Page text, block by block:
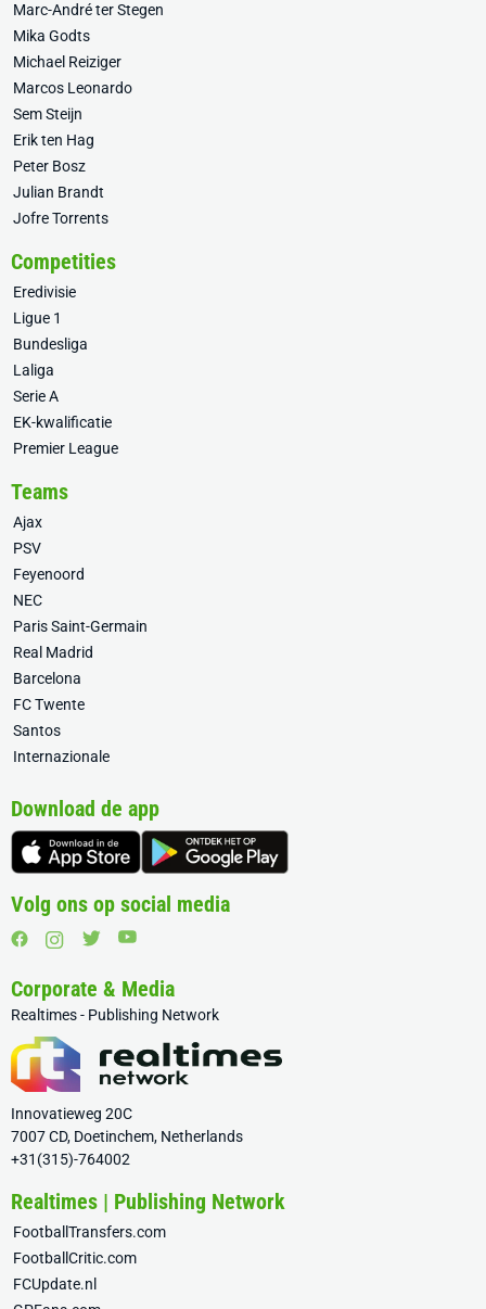
Marc-André ter Stegen
Mika Godts
Michael Reiziger
Marcos Leonardo
Sem Steijn
Erik ten Hag
Peter Bosz
Julian Brandt
Jofre Torrents
Competities
Eredivisie
Ligue 1
Bundesliga
Laliga
Serie A
EK-kwalificatie
Premier League
Teams
Ajax
PSV
Feyenoord
NEC
Paris Saint-Germain
Real Madrid
Barcelona
FC Twente
Santos
Internazionale
Download de app
Volg ons op social media
Corporate & Media
Realtimes - Publishing Network
Innovatieweg 20C
7007 CD, Doetinchem, Netherlands
+31(315)-764002
Realtimes | Publishing Network
FootballTransfers.com
FootballCritic.com
FCUpdate.nl